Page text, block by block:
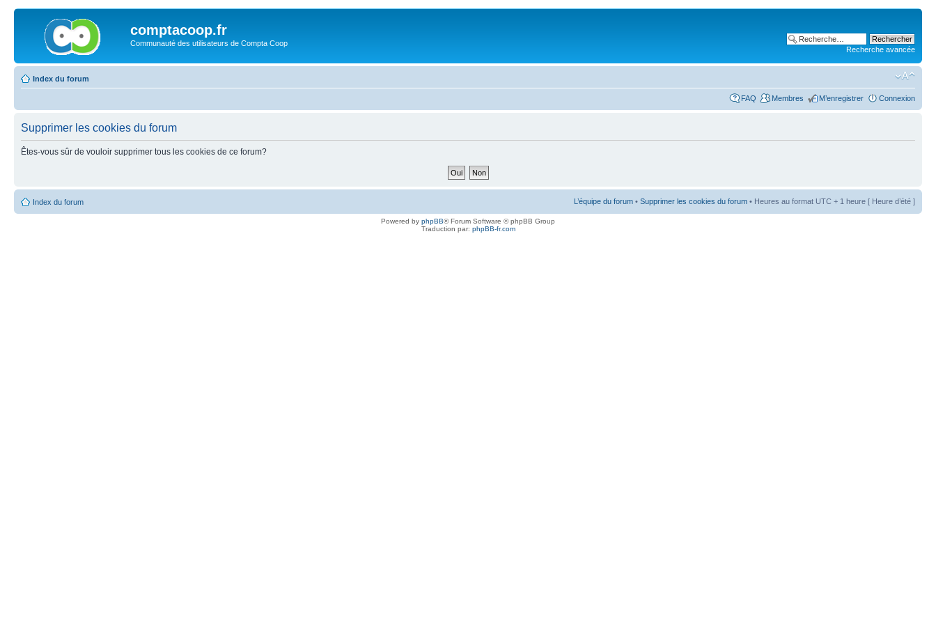
comptacoop.fr
Communauté des utilisateurs de Compta Coop
Recherche avancée
Index du forum
FAQ Membres M’enregistrer Connexion
Supprimer les cookies du forum
Êtes-vous sûr de vouloir supprimer tous les cookies de ce forum?
Index du forum L’équipe du forum • Supprimer les cookies du forum • Heures au format UTC + 1 heure [ Heure d’été ]
Powered by phpBB® Forum Software © phpBB Group
Traduction par: phpBB-fr.com